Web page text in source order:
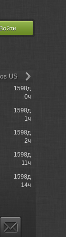
Войти
1598д
0ч
1598д
1ч
1598д
2ч
1598д
11ч
1598д
14ч
US